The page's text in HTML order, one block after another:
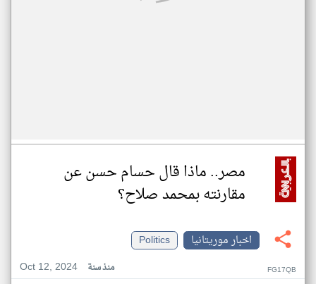
مصر.. ماذا قال حسام حسن عن
مقارنته بمحمد صلاح؟
اخبار موريتانيا
Politics
Oct 12, 2024
منذ سنة FG17QB